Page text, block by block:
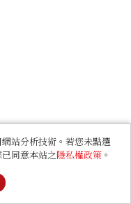
站分析技術。若您未點選
同意本站之隱私權政策 。